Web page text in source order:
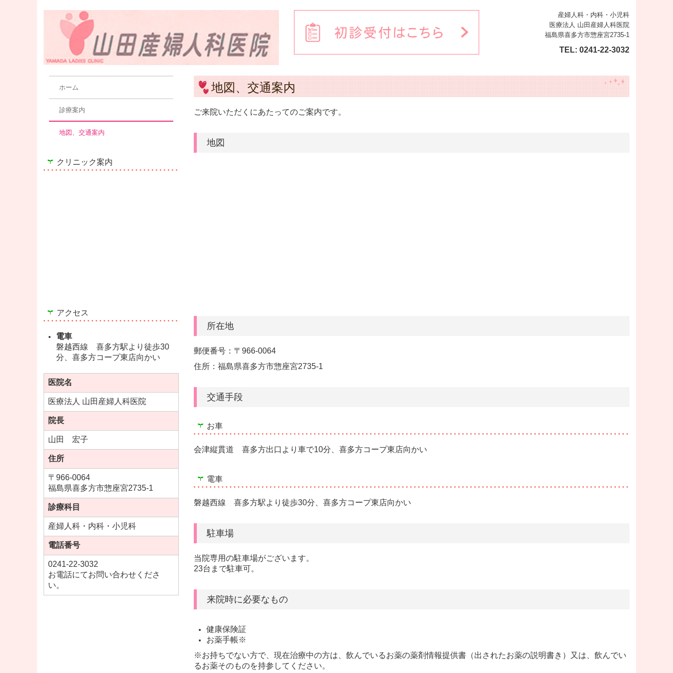
産婦人科・内科・小児科
医療法人 山田産婦人科医院
福島県喜多方市惣座宮2735-1
TEL: 0241-22-3032
ホーム
診療案内
地図、交通案内
クリニック案内
アクセス
電車
磐越西線 喜多方駅より徒歩30
分、喜多方コープ東店向かい
医院名
医療法人 山田産婦人科医院
院長
山田 宏子
住所
〒966-0064
福島県喜多方市惣座宮2735-1
診療科目
産婦人科・内科・小児科
電話番号
0241-22-3032
お電話にてお問い合わせくださ
い。
地図、交通案内
ご来院いただくにあたってのご案内です。
地図
所在地
郵便番号：〒966-0064
住所：福島県喜多方市惣座宮2735-1
交通手段
お車
会津縦貫道 喜多方出口より車で10分、喜多方コープ東店向かい
電車
磐越西線 喜多方駅より徒歩30分、喜多方コープ東店向かい
駐車場
当院専用の駐車場がございます。
23台まで駐車可。
来院時に必要なもの
健康保険証
お薬手帳※
※お持ちでない方で、現在治療中の方は、飲んでいるお薬の薬剤情報提供書（出されたお薬の説明書き）又は、飲んでい
るお薬そのものを持参してください。